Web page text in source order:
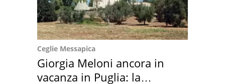
Ceglie Messapica
Giorgia Meloni ancora in
vacanza in Puglia: la